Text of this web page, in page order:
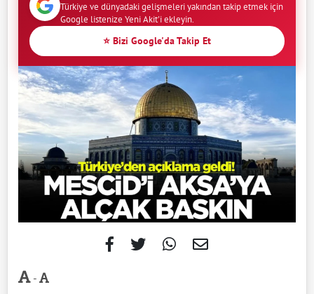
Türkiye ve dünyadaki gelişmeleri yakından takip etmek için
Google listenize Yeni Akit'i ekleyin.
⭐ Bizi Google'da Takip Et
-